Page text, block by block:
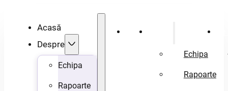
Acasă
Despre
Echipa
Rapoarte
Acasă
Echipa
Rapoarte